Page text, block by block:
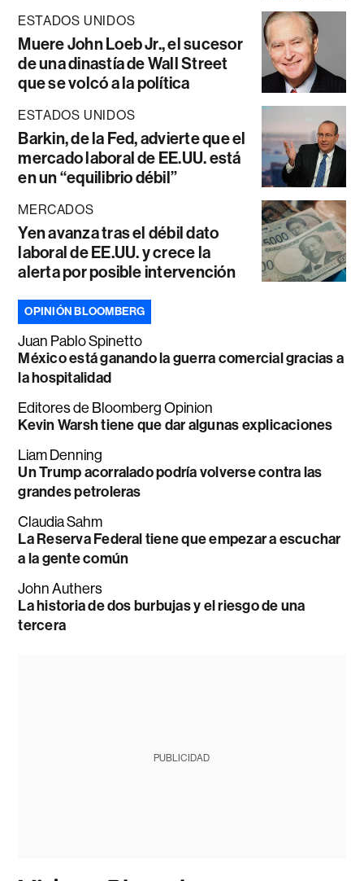
ESTADOS UNIDOS
Muere John Loeb Jr., el sucesor
de una dinastía de Wall Street
que se volcó a la política
ESTADOS UNIDOS
Barkin, de la Fed, advierte que el
mercado laboral de EE.UU. está
en un “equilibrio débil”
MERCADOS
Yen avanza tras el débil dato
laboral de EE.UU. y crece la
alerta por posible intervención
OPINIÓN BLOOMBERG
Juan Pablo Spinetto
México está ganando la guerra comercial gracias a
la hospitalidad
Editores de Bloomberg Opinion
Kevin Warsh tiene que dar algunas explicaciones
Liam Denning
Un Trump acorralado podría volverse contra las
grandes petroleras
Claudia Sahm
La Reserva Federal tiene que empezar a escuchar
a la gente común
John Authers
La historia de dos burbujas y el riesgo de una
tercera
PUBLICIDAD